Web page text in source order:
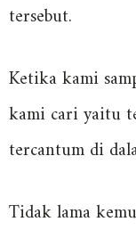
tersebut.
Ketika kami
kami cari yaitu
tercantum di
Tidak lama